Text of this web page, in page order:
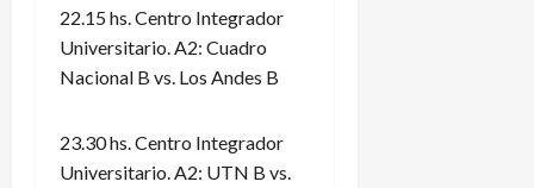
22.15 hs. Centro Integrador
Universitario. A2: Cuadro
Nacional B vs. Los Andes B
23.30 hs. Centro Integrador
Universitario. A2: UTN B vs.